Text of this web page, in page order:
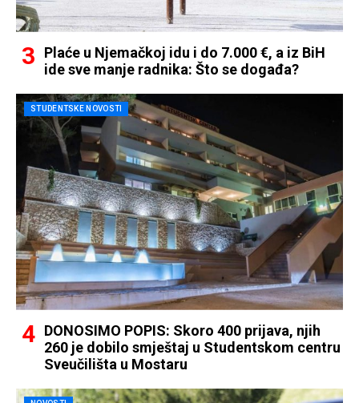
Plaće u Njemačkoj idu i do 7.000 €, a iz BiH
ide sve manje radnika: Što se događa?
STUDENTSKE NOVOSTI
DONOSIMO POPIS: Skoro 400 prijava, njih
260 je dobilo smještaj u Studentskom centru
Sveučilišta u Mostaru